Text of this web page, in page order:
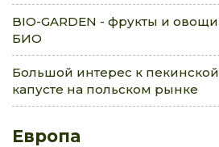
BIO-GARDEN - фрукты и овощи
БИО
Большой интерес к пекинской
капусте на польском рынке
Европа